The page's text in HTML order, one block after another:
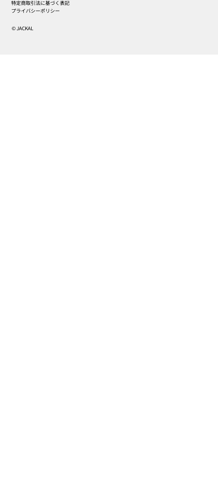
プライバシーポリシー
特定商取引法に基づく表記
© JACKAL